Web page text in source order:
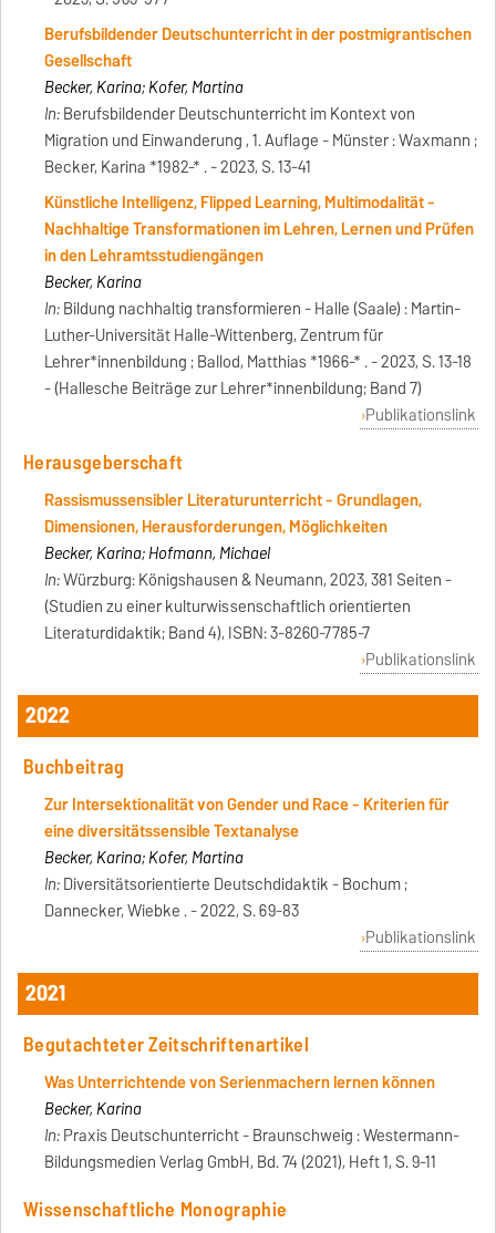
Berufsbildender Deutschunterricht in der postmigrantischen
Gesellschaft
Becker, Karina; Kofer, Martina
In:Berufsbildender Deutschunterricht im Kontext von
Migration und Einwanderung , 1. Auflage - Münster : Waxmann ;
Becker, Karina *1982-* . - 2023, S. 13-41
Künstliche Intelligenz, Flipped Learning, Multimodalität -
Nachhaltige Transformationen im Lehren, Lernen und Prüfen
in den Lehramtsstudiengängen
Becker, Karina
In:Bildung nachhaltig transformieren - Halle (Saale) : Martin-
Luther-Universität Halle-Wittenberg, Zentrum für
Lehrer*innenbildung ; Ballod, Matthias *1966-* . - 2023, S. 13-18
- (Hallesche Beiträge zur Lehrer*innenbildung; Band 7)
Publikationslink
Herausgeberschaft
Rassismussensibler Literaturunterricht - Grundlagen,
Dimensionen, Herausforderungen, Möglichkeiten
Becker, Karina; Hofmann, Michael
In:Würzburg: Königshausen & Neumann, 2023, 381 Seiten -
(Studien zu einer kulturwissenschaftlich orientierten
Literaturdidaktik; Band 4), ISBN: 3-8260-7785-7
Publikationslink
2022
Buchbeitrag
Zur Intersektionalität von Gender und Race - Kriterien für
eine diversitätssensible Textanalyse
Becker, Karina; Kofer, Martina
In:Diversitätsorientierte Deutschdidaktik - Bochum ;
Dannecker, Wiebke . - 2022, S. 69-83
Publikationslink
2021
Begutachteter Zeitschriftenartikel
Was Unterrichtende von Serienmachern lernen können
Becker, Karina
In:Praxis Deutschunterricht - Braunschweig : Westermann-
Bildungsmedien Verlag GmbH, Bd. 74 (2021), Heft 1, S. 9-11
Wissenschaftliche Monographie